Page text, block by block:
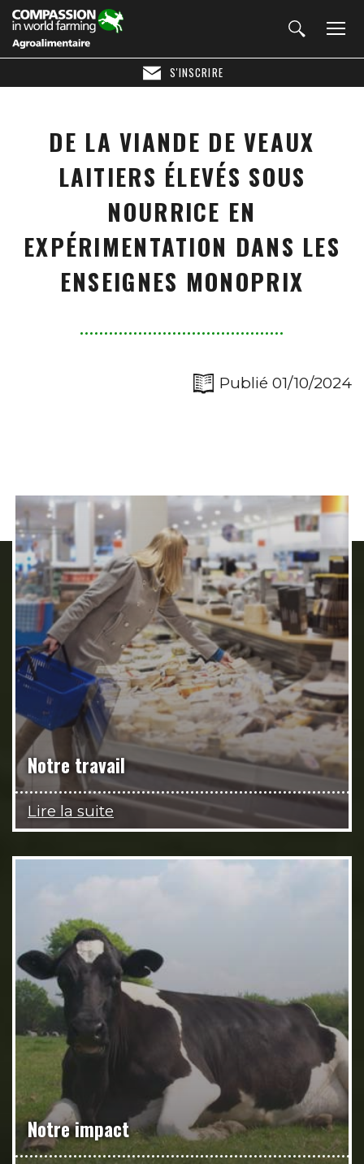
S'INSCRIRE
DE LA VIANDE DE VEAUX
LAITIERS ÉLEVÉS SOUS
NOURRICE EN
EXPÉRIMENTATION DANS LES
ENSEIGNES MONOPRIX
Publié 01/10/2024
Notre travail
Lire la suite
Notre impact